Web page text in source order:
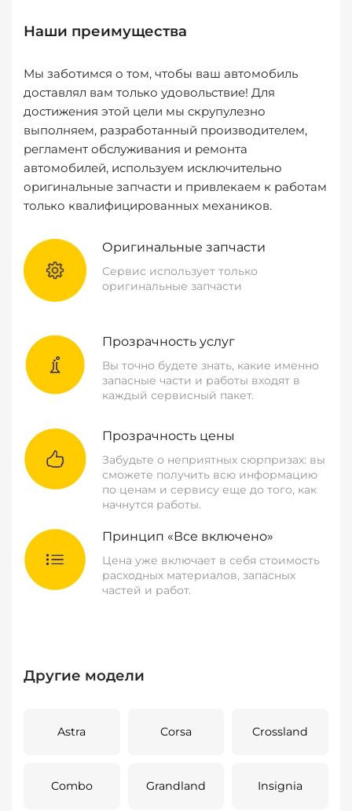
Наши преимущества
Мы заботимся о том, чтобы ваш автомобиль
доставлял вам только удовольствие! Для
достижения этой цели мы скрупулезно
выполняем, разработанный производителем,
регламент обслуживания и ремонта
автомобилей, используем исключительно
оригинальные запчасти и привлекаем к работам
только квалифицированных механиков.
Оригинальные запчасти
Сервис использует только
оригинальные запчасти
Прозрачность услуг
Вы точно будете знать, какие именно
запасные части и работы входят в
каждый сервисный пакет.
Прозрачность цены
Забудьте о неприятных сюрпризах: вы
сможете получить всю информацию
по ценам и сервису еще до того, как
начнутся работы.
Принцип «Все включено»
Цена уже включает в себя стоимость
расходных материалов, запасных
частей и работ.
Другие модели
Astra Corsa Crossland
Combo Grandland Insignia